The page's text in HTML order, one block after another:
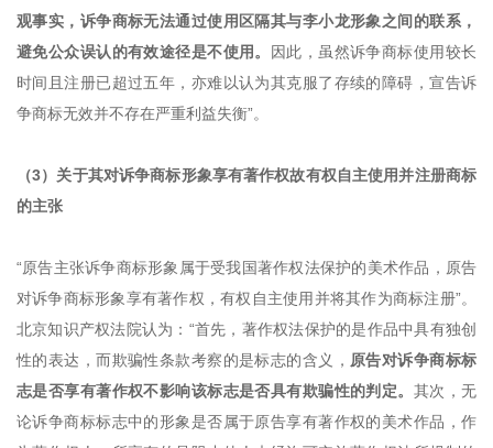
观事实，诉争商标无法通过使用区隔其与李小龙形象之间的联系，
避免公众误认的有效途径是不使用。
因此，虽然诉争商标使用较长
时间且注册已超过五年，亦难以认为其克服了存续的障碍，宣告诉
争商标无效并不存在严重利益失衡”。
（3）关于其对诉争商标形象享有著作权故有权自主使用并注册商标
的主张
“原告主张诉争商标形象属于受我国著作权法保护的美术作品，原告
对诉争商标形象享有著作权，有权自主使用并将其作为商标注册”。
北京知识产权法院认为：“首先，著作权法保护的是作品中具有独创
性的表达，而欺骗性条款考察的是标志的含义， 原告对诉争商标标
志是否享有著作权不影响该标志是否具有欺骗性的判定。 其次，无
论诉争商标标志中的形象是否属于原告享有著作权的美术作品，作